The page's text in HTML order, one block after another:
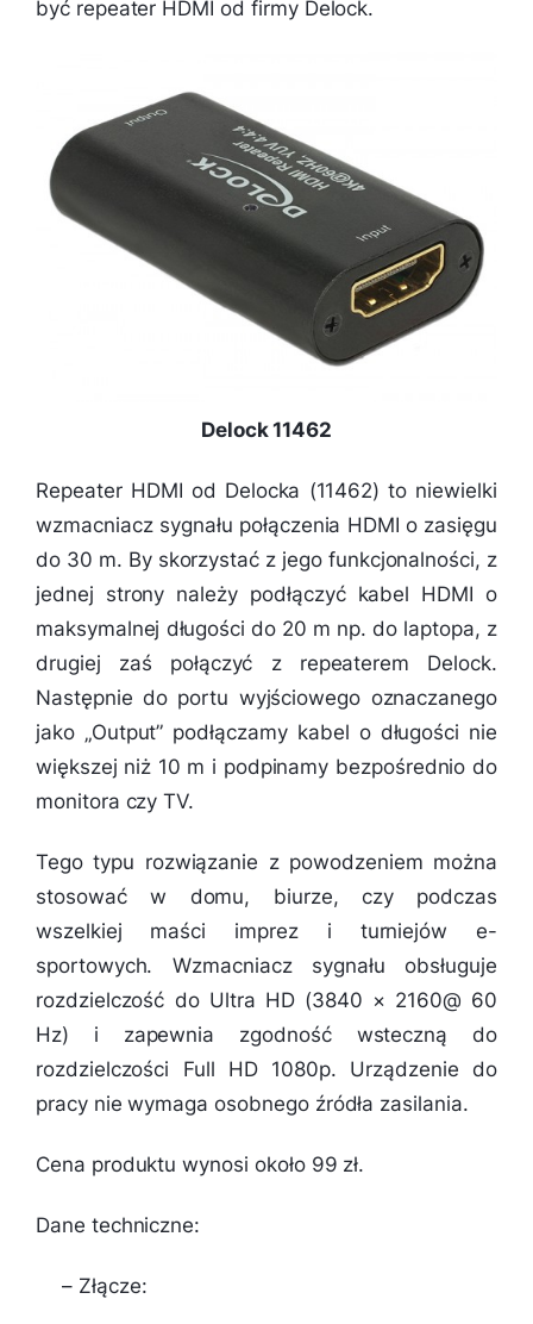
być repeater HDMI od firmy Delock.
Delock 11462
Repeater HDMI od Delocka (11462) to niewielki
wzmacniacz sygnału połączenia HDMI o zasięgu
do 30 m. By skorzystać z jego funkcjonalności, z
jednej strony należy podłączyć kabel HDMI o
maksymalnej długości do 20 m np. do laptopa, z
drugiej zaś połączyć z repeaterem Delock.
Następnie do portu wyjściowego oznaczanego
jako „Output” podłączamy kabel o długości nie
większej niż 10 m i podpinamy bezpośrednio do
monitora czy TV.
Tego typu rozwiązanie z powodzeniem można
stosować w domu, biurze, czy podczas
wszelkiej maści imprez i turniejów e-
sportowych. Wzmacniacz sygnału obsługuje
rozdzielczość do Ultra HD (3840 × 2160@ 60
Hz) i zapewnia zgodność wsteczną do
rozdzielczości Full HD 1080p. Urządzenie do
pracy nie wymaga osobnego źródła zasilania.
Cena produktu wynosi około 99 zł.
Dane techniczne:
– Złącze: